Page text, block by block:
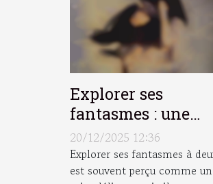
Explorer ses
fantasmes : une
méthode pour
renforcer la
communication
20/12/2025 12:36
Explorer ses fantasmes à
est souvent perçu comme un